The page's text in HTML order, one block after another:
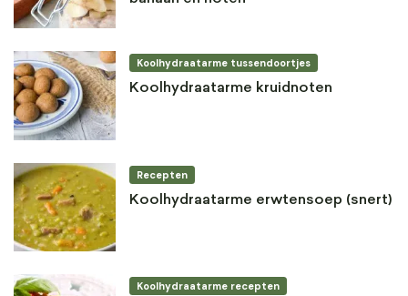
Koolhydraatarme tussendoortjes
Koolhydraatarme kruidnoten
Recepten
Koolhydraatarme erwtensoep (snert)
Koolhydraatarme recepten